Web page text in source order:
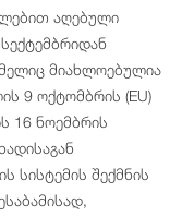
აღებული
მიახლოებულია
9 ოქტომბრის (EU)
16 ნოემბრის
სისტემის შექმნის